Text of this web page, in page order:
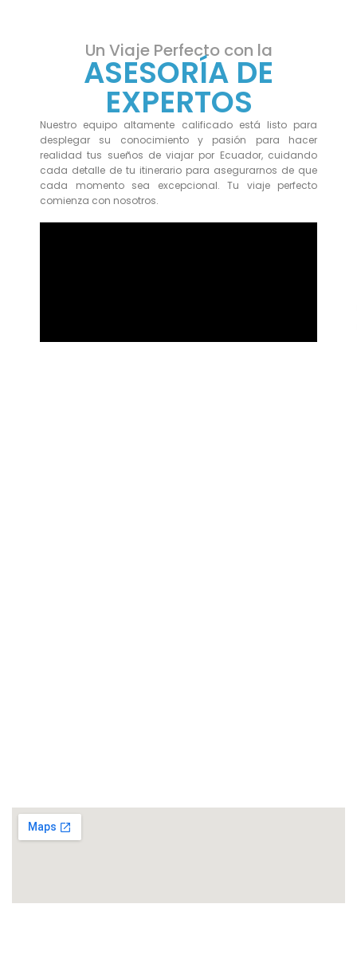
Un Viaje Perfecto con la
ASESORÍA DE
EXPERTOS
Nuestro equipo altamente calificado está listo para
desplegar su conocimiento y pasión para hacer
realidad tus sueños de viajar por Ecuador, cuidando
cada detalle de tu itinerario para asegurarnos de que
cada momento sea excepcional. Tu viaje perfecto
comienza con nosotros.